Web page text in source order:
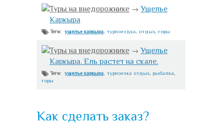
Туры на внедорожнике →Ущелье
Каркыра
Теги: ущелье каркыра турпоездка отдых горы
Туры на внедорожнике →Ущелье
Каркыра. Ель растет на скале.
Теги: ущелье каркыра турпоезка отдых рыбалка
горы
Как сделать заказ?